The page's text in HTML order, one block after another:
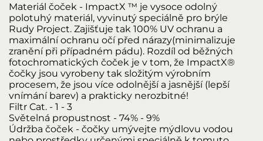
Materiál čoček - ImpactX ™ je vysoce odolný
polotuhý materiál, vyvinutý speciálně pro brýle
Rudy Project. Zajišťuje tak 100% UV ochranu a
maximální ochranu očí před nárazy(minimalizuje
zranění při případném pádu). Rozdíl od běžných
fotochromatických čoček je v tom, že ImpactX®
čočky jsou vyrobeny tak složitým výrobním
procesem, že jsou více odolnější a jasnější (lepší
vnímání barev) a prakticky nerozbitné!
Filtr Cat. - 1 - 3
Světelná propustnost - 74% - 9%
Údržba čoček - čočky umývejte mýdlovu vodou